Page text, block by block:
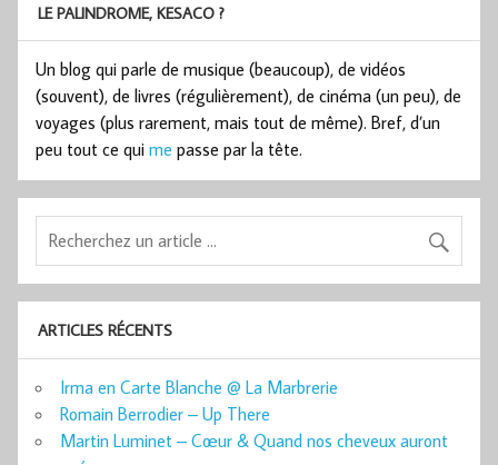
LE PALINDROME, KESACO ?
Un blog qui parle de musique (beaucoup), de vidéos
(souvent), de livres (régulièrement), de cinéma (un peu), de
voyages (plus rarement, mais tout de même). Bref, d’un
peu tout ce qui me passe par la tête.
ARTICLES RÉCENTS
Irma en Carte Blanche @ La Marbrerie
Romain Berrodier – Up There
Martin Luminet – Cœur & Quand nos cheveux auront